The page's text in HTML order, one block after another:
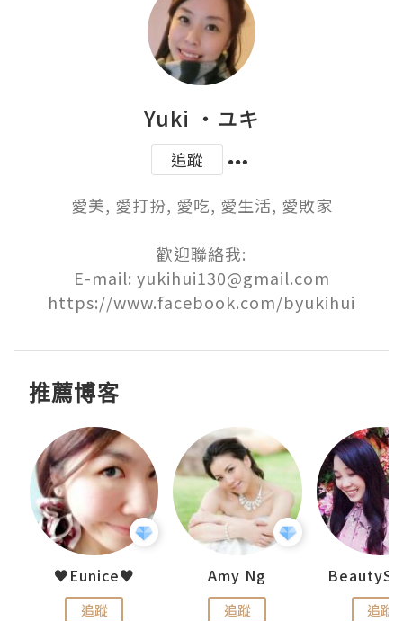
Yuki ‧ユキ
追蹤
愛美, 愛打扮, 愛吃, 愛生活, 愛敗家
歡迎聯絡我:
E-mail: yukihui130@gmail.com
推薦博客
♥Eunice♥
追蹤
Amy Ng
追蹤 追蹤